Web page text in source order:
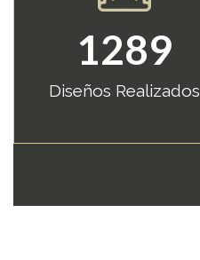
Diseños Realizados
1289